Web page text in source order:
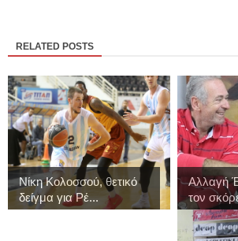
RELATED POSTS
Νίκη Κολοσσού, θετικό
δείγμα για Ρέ...
Αλλαγή
τον